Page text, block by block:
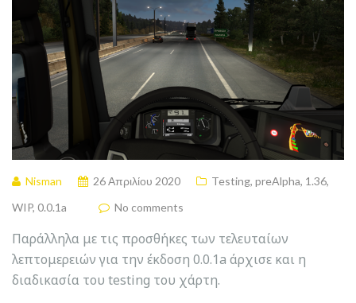
Nisman 26 Απριλίου 2020 Testing, preAlpha, 1.36,
WIP, 0.0.1a No comments
Παράλληλα με τις προσθήκες των τελευταίων
λεπτομερειών για την έκδοση 0.0.1a άρχισε και η
διαδικασία του testing του χάρτη.